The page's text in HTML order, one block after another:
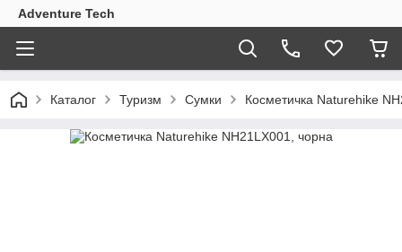
Adventure Tech
Каталог Туризм Сумки Косметичка Naturehike